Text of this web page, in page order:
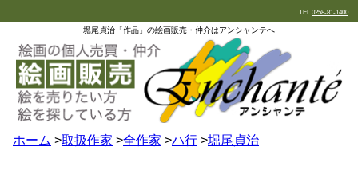
TEL 0258-81-1400
堀尾貞治「作品」の絵画販売・仲介はアンシャンテへ
ホーム >取扱作家 >全作家 >ハ行 >堀尾貞治